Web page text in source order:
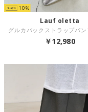
10
Lauf oletta
￥12,980